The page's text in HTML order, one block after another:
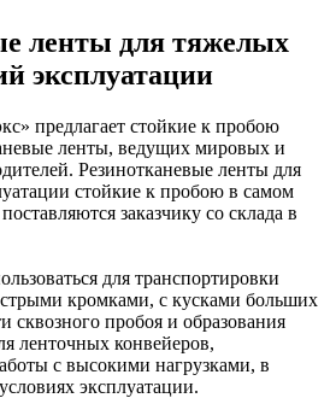
ленты для тяжелых
эксплуатации
предлагает стойкие к пробою
ленты, ведущих мировых и
Резинотканевые ленты для
стойкие к пробою в самом
заказчику со склада в
для транспортировки
кромками, с кусками больших
сквозного пробоя и образования
ленточных конвейеров,
с высокими нагрузками, в
эксплуатации.